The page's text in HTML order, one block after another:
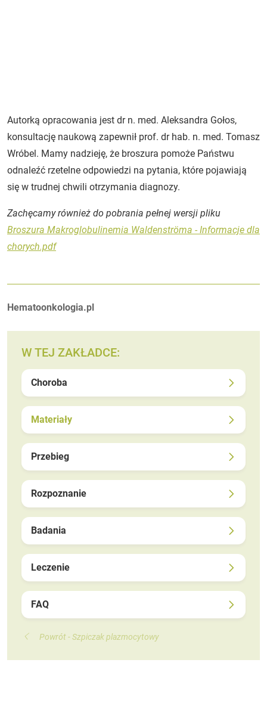
Autorką opracowania jest dr n. med. Aleksandra Gołos,
konsultację naukową zapewnił prof. dr hab. n. med. Tomasz
Wróbel. Mamy nadzieję, że broszura pomoże Państwu
odnaleźć rzetelne odpowiedzi na pytania, które pojawiają
się w trudnej chwili otrzymania diagnozy.
Zachęcamy również do pobrania pełnej wersji pliku
Broszura Makroglobulinemia Waldenströma - Informacje dla
chorych.pdf
Autorzy:
Hematoonkologia.pl
W TEJ ZAKŁADCE:
Choroba
Materiały
Przebieg
Rozpoznanie
Badania
Leczenie
FAQ
Powrót - Szpiczak plazmocytowy